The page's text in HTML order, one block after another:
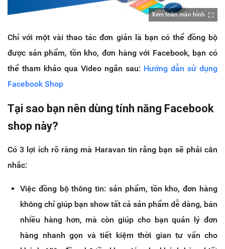
Xem toàn màn hình
Chỉ với một vài thao tác đơn giản là bạn có thể đồng bộ
được sản phẩm, tồn kho, đơn hàng với Facebook, bạn có
thể tham khảo qua Video ngắn sau: Hướng dẫn sử dụng
Facebook Shop
Tại sao bạn nên dùng tính năng Facebook
shop này?
Có 3 lợi ích rõ ràng mà Haravan tin rằng bạn sẽ phải cân
nhắc:
Việc đồng bộ thông tin: sản phẩm, tồn kho, đơn hàng
không chỉ giúp bạn show tất cả sản phẩm dễ dàng, bán
nhiều hàng hơn, mà còn giúp cho bạn quản lý đơn
hàng nhanh gọn và tiết kiệm thời gian tư vấn cho